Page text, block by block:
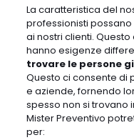
La caratteristica del
professionisti
ai nostri clienti.
hanno esigenze
trovare le persone
Questo ci consente di
e aziende, fornendo
spesso non si trovano
Mister Preventivo
per: